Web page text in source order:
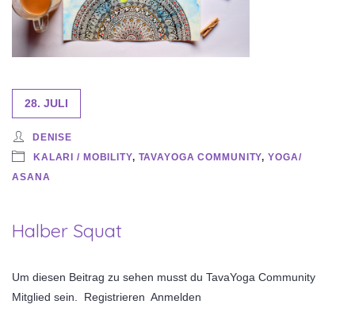
28. JULI
DENISE
KALARI / MOBILITY, TAVAYOGA COMMUNITY,YOGA/
ASANA
Halber Squat
Um diesen Beitrag zu sehen musst du TavaYoga Community
Mitglied sein. Registrieren Anmelden